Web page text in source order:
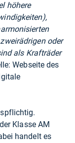
höhere
oder
als Krafträder
Webseite des
Klasse AM
handelt es